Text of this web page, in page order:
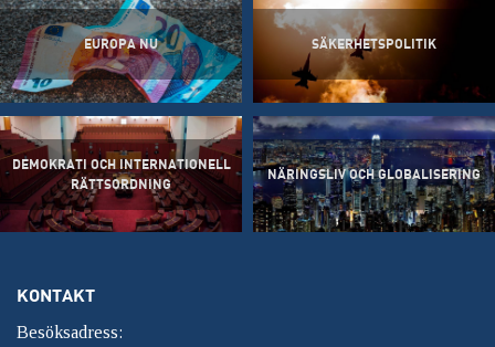
EUROPA NU SÄKERHETSPOLITIK
DEMOKRATI OCH INTERNATIONELL
RÄTTSORDNING
NÄRINGSLIV OCH GLOBALISERING
KONTAKT
Besöksadress: